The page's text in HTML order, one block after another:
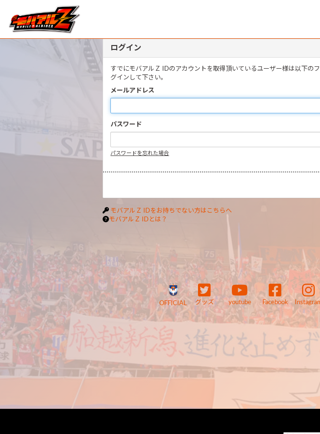
ログイン
すでにモバアルＺ IDのアカウントを取得頂いているユーザー様は以下の
グインして下さい。
メールアドレス
パスワード
パスワードを忘れた場合
モバアルＺ IDをお持ちでない方はこちらへ
モバアルＺ IDとは？
OFFICIAL グッズ youtube Facebook